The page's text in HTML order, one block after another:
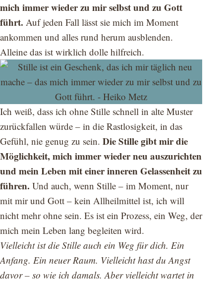
mich immer wieder zu mir selbst und zu Gott
führt. Auf jeden Fall lässt sie mich im Moment
ankommen und alles rund herum ausblenden.
Alleine das ist wirklich dolle hilfreich.
Ich weiß, dass ich ohne Stille schnell in alte Muster
zurückfallen würde – in die Rastlosigkeit, in das
Gefühl, nie genug zu sein. Die Stille gibt mir die
Möglichkeit, mich immer wieder neu auszurichten
und mein Leben mit einer inneren Gelassenheit zu
führen. Und auch, wenn Stille – im Moment, nur
mit mir und Gott – kein Allheilmittel ist, ich will
nicht mehr ohne sein. Es ist ein Prozess, ein Weg, der
mich mein Leben lang begleiten wird.
Vielleicht ist die Stille auch ein Weg für dich. Ein
Anfang. Ein neuer Raum. Vielleicht hast du Angst
davor – so wie ich damals. Aber vielleicht wartet in